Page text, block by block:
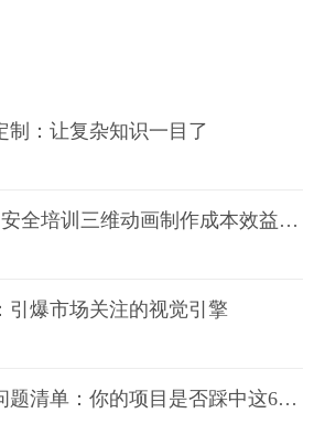
制：让复杂知识一目了
1分钟可能=1条命！安全培训三维动画制作成本效益深度拆解
引爆市场关注的视觉引擎
三维动画制作常见问题清单：你的项目是否踩中这6大技术雷区？